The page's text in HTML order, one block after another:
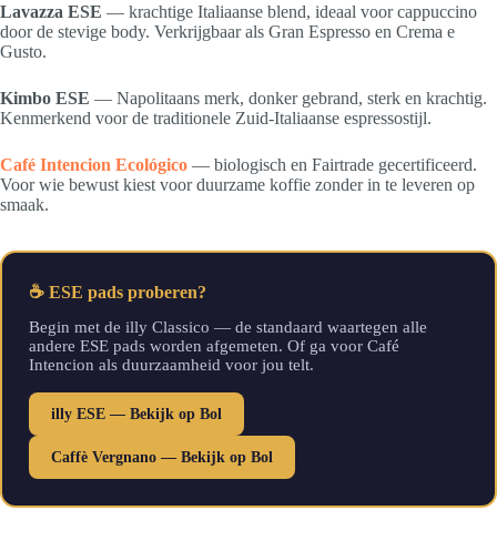
Lavazza ESE — krachtige Italiaanse blend, ideaal voor cappuccino
door de stevige body. Verkrijgbaar als Gran Espresso en Crema e
Gusto.
Kimbo ESE — Napolitaans merk, donker gebrand, sterk en krachtig.
Kenmerkend voor de traditionele Zuid-Italiaanse espressostijl.
Café Intencion Ecológico — biologisch en Fairtrade gecertificeerd.
Voor wie bewust kiest voor duurzame koffie zonder in te leveren op
smaak.
☕ ESE pads proberen?
Begin met de illy Classico — de standaard waartegen alle
andere ESE pads worden afgemeten. Of ga voor Café
Intencion als duurzaamheid voor jou telt.
illy ESE — Bekijk op Bol
Caffè Vergnano — Bekijk op Bol